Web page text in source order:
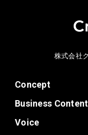
株式会社
Concept
Business
Voice